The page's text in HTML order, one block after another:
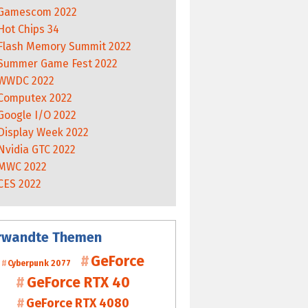
2022
Chips 34
Memory Summit 2022
Game Fest 2022
2022
2022
I/O 2022
Week 2022
GTC 2022
2022
2022
Themen
Cyberpunk 2077
GeForce
GeForce RTX 40
GeForce RTX 4080